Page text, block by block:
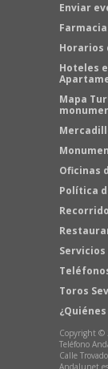
Enviar
Horarios
Hoteles
Mapa
Oficinas
Política
Servicios
Toros
Copyright ©
Teléfono
Calle